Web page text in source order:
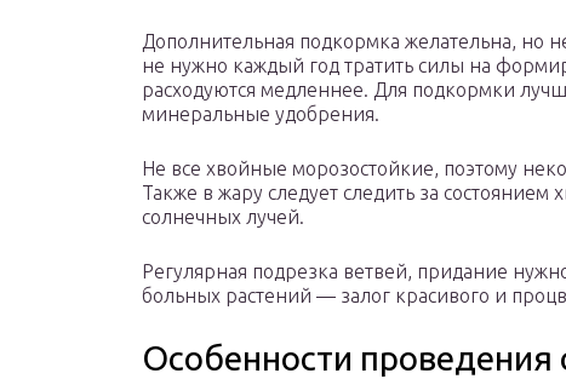
Дополнительная подкормка желательна, но
не нужно каждый год тратить силы на
расходуются медленнее. Для подкормки
минеральные удобрения.
Не все хвойные морозостойкие, поэтому
Также в жару следует следить за состоянием
солнечных лучей.
Регулярная подрезка ветвей, придание
больных растений — залог красивого и
Особенности проведения